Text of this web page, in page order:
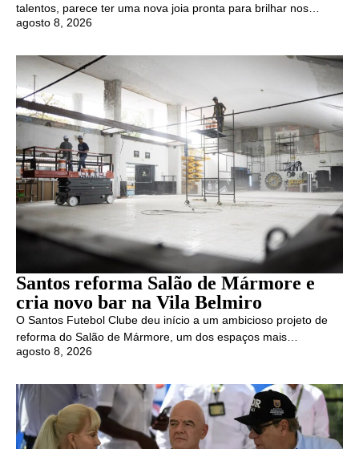
talentos, parece ter uma nova joia pronta para brilhar nos…
agosto 8, 2026
Santos reforma Salão de Mármore e
cria novo bar na Vila Belmiro
O Santos Futebol Clube deu início a um ambicioso projeto de
reforma do Salão de Mármore, um dos espaços mais…
agosto 8, 2026